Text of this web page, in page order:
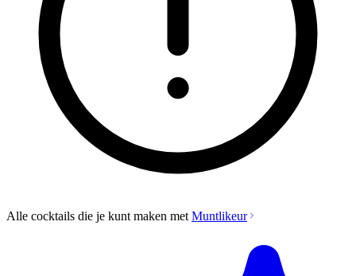
Alle cocktails die je kunt maken met Muntlikeur